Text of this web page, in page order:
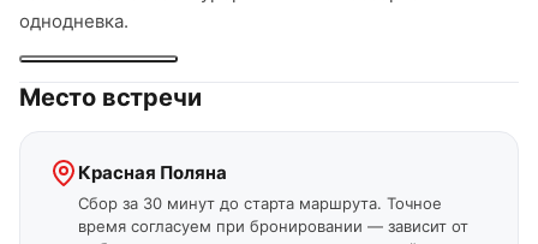
однодневка.
Место встречи
Красная Поляна
Сбор за 30 минут до старта маршрута. Точное
время согласуем при бронировании — зависит от